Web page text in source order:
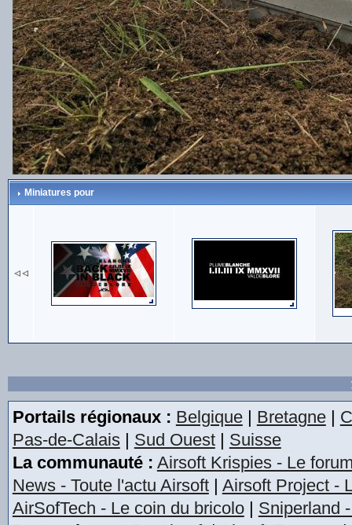
Miniatures pour
Portails régionaux : Belgique| Bretagne|
Pas-de-Calais| Sud Ouest| Suisse
La communauté : Airsoft Krispies - Le
News - Toute l'actu Airsoft| Airsoft Project -
AirSofTech - Le coin du bricolo| Sniperland